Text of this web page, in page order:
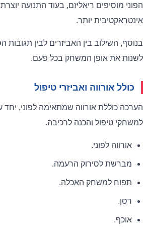
הפוני מוסיפים ריאליזם, בעוד התנועה
אינטראקטיבית יותר.
בנוסף, השילוב בין האביזרים לבין תגובות
לשנות את אופן המשחק בכל פעם.
כולל אורווה ואביזרי טיפול
הערכה כוללת אורווה שמתאימה לפוני, יחד
למשחקי טיפול והכנה לרכיבה.
אורווה לפוני.
מברשת לסירוק הרעמה.
תפוח למשחק האכלה.
רסן.
אוכף.